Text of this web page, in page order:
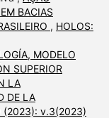
BACIAS
, HOLOS:
MODELO
SUPERIOR
LA
DE LA
(2023): v.3(2023)